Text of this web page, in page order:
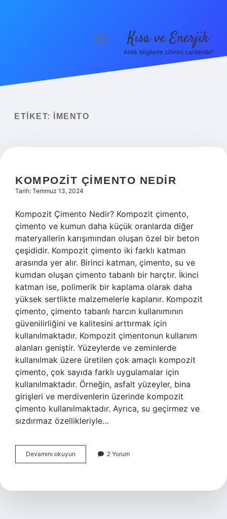
Yasal Uyarı
menüyü
Kısa ve Enerjik
Anlık bilgilerle zihnini canlandır!
ETIKET: IMENTO
KOMPOZIT ÇIMENTO NEDIR
Tarih: Temmuz 13, 2024
Kompozit Çimento Nedir? Kompozit çimento,
çimento ve kumun daha küçük oranlarda diğer
materyallerin karışımından oluşan özel bir beton
çeşididir. Kompozit çimento iki farklı katman
arasında yer alır. Birinci katman, çimento, su ve
kumdan oluşan çimento tabanlı bir harçtır. İkinci
katman ise, polimerik bir kaplama olarak daha
yüksek sertlikte malzemelerle kaplanır. Kompozit
çimento, çimento tabanlı harcın kullanımının
güvenilirliğini ve kalitesini arttırmak için
kullanılmaktadır. Kompozit çimentonun kullanım
alanları geniştir. Yüzeylerde ve zeminlerde
kullanılmak üzere üretilen çok amaçlı kompozit
çimento, çok sayıda farklı uygulamalar için
kullanılmaktadır. Örneğin, asfalt yüzeyler, bina
girişleri ve merdivenlerin üzerinde kompozit
çimento kullanılmaktadır. Ayrıca, su geçirmez ve
sızdırmaz özellikleriyle…
Devamını okuyun Kompozit
çimento
2 Yorum